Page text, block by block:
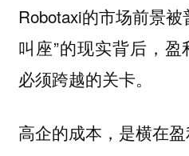
Robotaxi的市场前景
叫座”的现实背后，
必须跨越的关卡。
高企的成本，是横在盈